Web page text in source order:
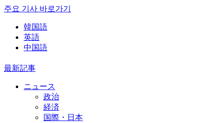
주요 기사 바로가기
韓国語
英語
中国語
最新記事
ニュース
政治
経済
国際・日本